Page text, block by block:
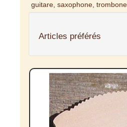
guitare, saxophone,
Articles préférés